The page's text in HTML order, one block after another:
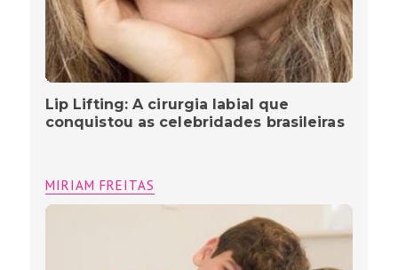
Lip Lifting: A cirurgia labial que
conquistou as celebridades brasileiras
MIRIAM FREITAS